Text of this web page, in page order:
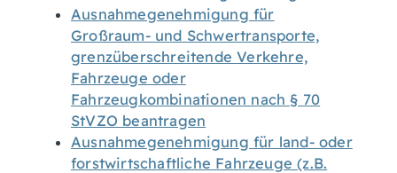
Ausnahmegenehmigung für
Großraum- und Schwertransporte,
grenzüberschreitende Verkehre,
Fahrzeuge oder
Fahrzeugkombinationen nach § 70
StVZO beantragen
Ausnahmegenehmigung für land- oder
forstwirtschaftliche Fahrzeuge (z.B.